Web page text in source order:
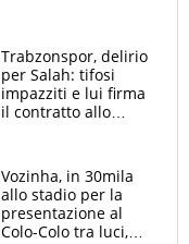
Trabzonspor, delirio
per Salah: tifosi
impazziti e lui firma
il contratto allo
Vozinha, in 30mila
allo stadio per la
presentazione al
Colo-Colo tra luci,